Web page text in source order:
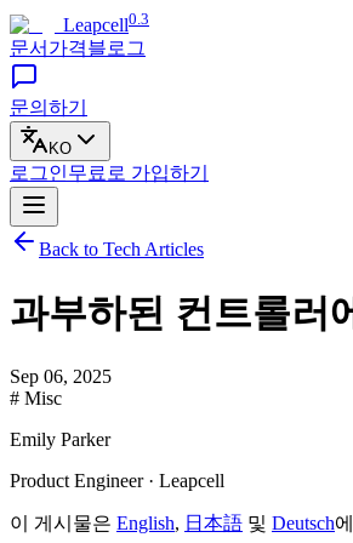
Leapcell0.3
문서 가격블로그
문의하기
KO
로그인무료로 가입하기
Back to Tech Articles
과부하된 컨트롤러
Sep 06, 2025
# Misc
Emily Parker
Product Engineer · Leapcell
이 게시물은 English, 日本語 및 Deutsch